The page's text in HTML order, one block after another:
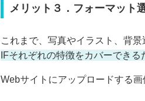
メリット３．フォーマット
これまで、写真やイラスト、背
IFそれぞれの特徴をカバーでき
Webサイトにアップロードする